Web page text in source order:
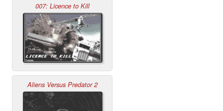
007: Licence to Kill
Aliens Versus Predator 2